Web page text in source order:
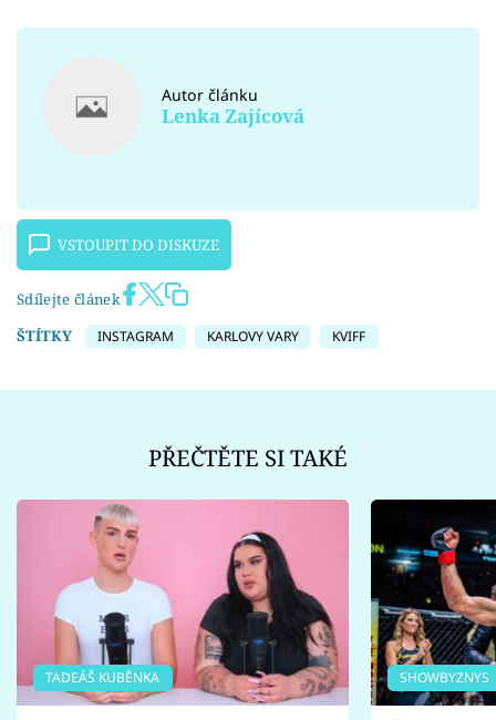
Autor článku
Lenka Zajícová
VSTOUPIT DO DISKUZE
Sdílejte článek
ŠTÍTKY
INSTAGRAM KARLOVY VARY KVIFF
PŘEČTĚTE SI TAKÉ
TADEÁŠ KUBĚNKA SHOWBYZNYS